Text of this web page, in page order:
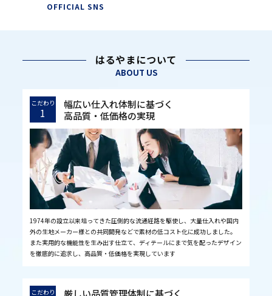
OFFICIAL SNS
はるやまについて
ABOUT US
こだわり
1
幅広い仕入れ体制に基づく
高品質・低価格の実現
1974年の設立以来培ってきた圧倒的な流通経路を駆使し、大量仕入れや国内
外の生地メーカー様との共同開発などで素材の低コスト化に成功しました。
また実用的な機能性を生み出す仕立て、ディテールにまで気を配ったデザイン
を徹底的に追求し、高品質・低価格を実現しています
こだわり 厳しい品質管理体制に基づく